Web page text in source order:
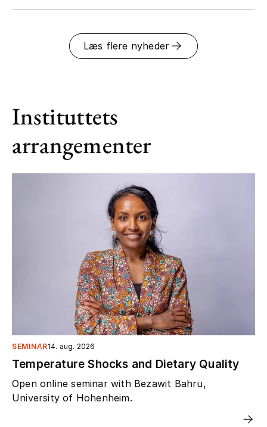
Læs flere nyheder
Instituttets
arrangementer
SEMINAR14. aug. 2026
Temperature Shocks and Dietary Quality
Open online seminar with Bezawit Bahru,
University of Hohenheim.